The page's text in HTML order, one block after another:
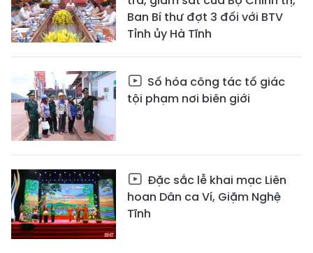
Ban Bí thư đợt 3 đối với BTV
Tỉnh ủy Hà Tĩnh
Số hóa công tác tố giác
tội phạm nơi biên giới
Đặc sắc lễ khai mạc Liên
hoan Dân ca Ví, Giặm Nghệ
Tĩnh